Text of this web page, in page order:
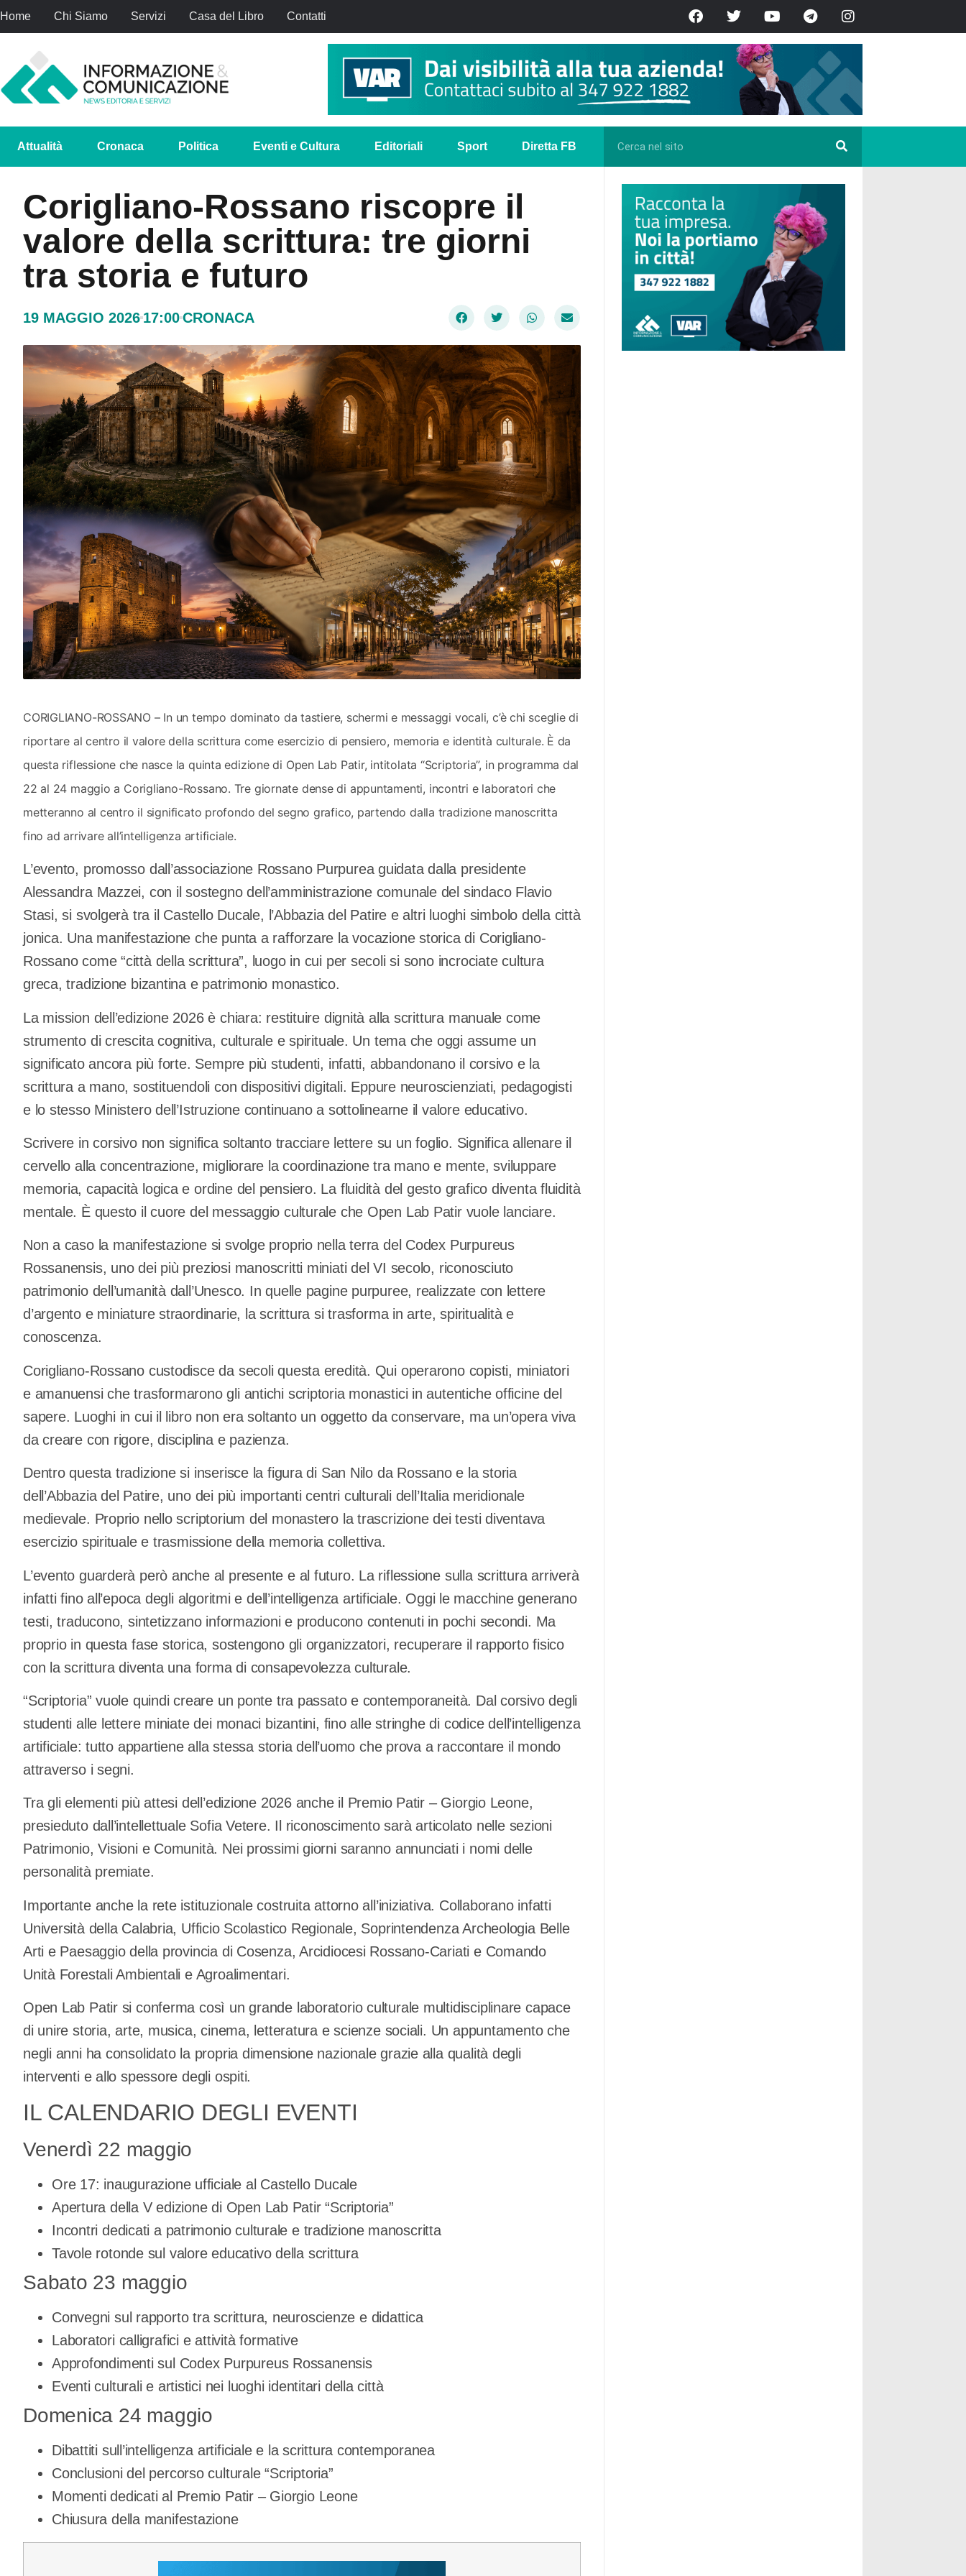
Home Chi Siamo Servizi Casa del Libro Contatti
Attualità Cronaca Politica Eventi e Cultura Editoriali Sport Diretta FB
Corigliano-Rossano riscopre il
valore della scrittura: tre giorni
tra storia e futuro
19 MAGGIO 2026 17:00CRONACA
CORIGLIANO-ROSSANO – In un tempo dominato da tastiere, schermi e messaggi vocali, c’è chi sceglie di
riportare al centro il valore della scrittura come esercizio di pensiero, memoria e identità culturale. È da
questa riflessione che nasce la quinta edizione di Open Lab Patir, intitolata “Scriptoria”, in programma dal
22 al 24 maggio a Corigliano-Rossano. Tre giornate dense di appuntamenti, incontri e laboratori che
metteranno al centro il significato profondo del segno grafico, partendo dalla tradizione manoscritta
fino ad arrivare all’intelligenza artificiale.
L’evento, promosso dall’associazione Rossano Purpurea guidata dalla presidente
Alessandra Mazzei, con il sostegno dell’amministrazione comunale del sindaco Flavio
Stasi, si svolgerà tra il Castello Ducale, l’Abbazia del Patire e altri luoghi simbolo della città
jonica. Una manifestazione che punta a rafforzare la vocazione storica di Corigliano-
Rossano come “città della scrittura”, luogo in cui per secoli si sono incrociate cultura
greca, tradizione bizantina e patrimonio monastico.
La mission dell’edizione 2026 è chiara: restituire dignità alla scrittura manuale come
strumento di crescita cognitiva, culturale e spirituale. Un tema che oggi assume un
significato ancora più forte. Sempre più studenti, infatti, abbandonano il corsivo e la
scrittura a mano, sostituendoli con dispositivi digitali. Eppure neuroscienziati, pedagogisti
e lo stesso Ministero dell’Istruzione continuano a sottolinearne il valore educativo.
Scrivere in corsivo non significa soltanto tracciare lettere su un foglio. Significa allenare il
cervello alla concentrazione, migliorare la coordinazione tra mano e mente, sviluppare
memoria, capacità logica e ordine del pensiero. La fluidità del gesto grafico diventa fluidità
mentale. È questo il cuore del messaggio culturale che Open Lab Patir vuole lanciare.
Non a caso la manifestazione si svolge proprio nella terra del Codex Purpureus
Rossanensis, uno dei più preziosi manoscritti miniati del VI secolo, riconosciuto
patrimonio dell’umanità dall’Unesco. In quelle pagine purpuree, realizzate con lettere
d’argento e miniature straordinarie, la scrittura si trasforma in arte, spiritualità e
conoscenza.
Corigliano-Rossano custodisce da secoli questa eredità. Qui operarono copisti, miniatori
e amanuensi che trasformarono gli antichi scriptoria monastici in autentiche officine del
sapere. Luoghi in cui il libro non era soltanto un oggetto da conservare, ma un’opera viva
da creare con rigore, disciplina e pazienza.
Dentro questa tradizione si inserisce la figura di San Nilo da Rossano e la storia
dell’Abbazia del Patire, uno dei più importanti centri culturali dell’Italia meridionale
medievale. Proprio nello scriptorium del monastero la trascrizione dei testi diventava
esercizio spirituale e trasmissione della memoria collettiva.
L’evento guarderà però anche al presente e al futuro. La riflessione sulla scrittura arriverà
infatti fino all’epoca degli algoritmi e dell’intelligenza artificiale. Oggi le macchine generano
testi, traducono, sintetizzano informazioni e producono contenuti in pochi secondi. Ma
proprio in questa fase storica, sostengono gli organizzatori, recuperare il rapporto fisico
con la scrittura diventa una forma di consapevolezza culturale.
“Scriptoria” vuole quindi creare un ponte tra passato e contemporaneità. Dal corsivo degli
studenti alle lettere miniate dei monaci bizantini, fino alle stringhe di codice dell’intelligenza
artificiale: tutto appartiene alla stessa storia dell’uomo che prova a raccontare il mondo
attraverso i segni.
Tra gli elementi più attesi dell’edizione 2026 anche il Premio Patir – Giorgio Leone,
presieduto dall’intellettuale Sofia Vetere. Il riconoscimento sarà articolato nelle sezioni
Patrimonio, Visioni e Comunità. Nei prossimi giorni saranno annunciati i nomi delle
personalità premiate.
Importante anche la rete istituzionale costruita attorno all’iniziativa. Collaborano infatti
Università della Calabria, Ufficio Scolastico Regionale, Soprintendenza Archeologia Belle
Arti e Paesaggio della provincia di Cosenza, Arcidiocesi Rossano-Cariati e Comando
Unità Forestali Ambientali e Agroalimentari.
Open Lab Patir si conferma così un grande laboratorio culturale multidisciplinare capace
di unire storia, arte, musica, cinema, letteratura e scienze sociali. Un appuntamento che
negli anni ha consolidato la propria dimensione nazionale grazie alla qualità degli
interventi e allo spessore degli ospiti.
IL CALENDARIO DEGLI EVENTI
Venerdì 22 maggio
Ore 17: inaugurazione ufficiale al Castello Ducale
Apertura della V edizione di Open Lab Patir “Scriptoria”
Incontri dedicati a patrimonio culturale e tradizione manoscritta
Tavole rotonde sul valore educativo della scrittura
Sabato 23 maggio
Convegni sul rapporto tra scrittura, neuroscienze e didattica
Laboratori calligrafici e attività formative
Approfondimenti sul Codex Purpureus Rossanensis
Eventi culturali e artistici nei luoghi identitari della città
Domenica 24 maggio
Dibattiti sull’intelligenza artificiale e la scrittura contemporanea
Conclusioni del percorso culturale “Scriptoria”
Momenti dedicati al Premio Patir – Giorgio Leone
Chiusura della manifestazione